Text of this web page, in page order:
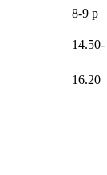
8-9 p
14.50-
16.20